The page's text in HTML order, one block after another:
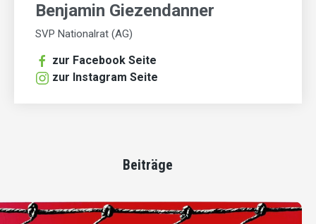
Benjamin Giezendanner
SVP Nationalrat (AG)
zur Facebook Seite
zur Instagram Seite
Beiträge